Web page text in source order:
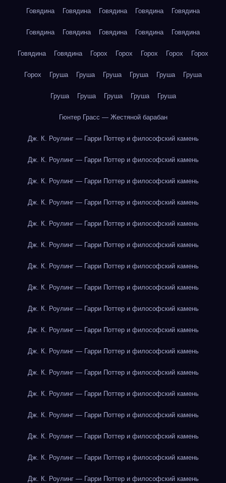
Говядина Говядина Говядина Говядина Говядина
Говядина Говядина Говядина Говядина Говядина
Говядина Говядина Горох Горох Горох Горох Горох
Горох Груша Груша Груша Груша Груша Груша
Груша Груша Груша Груша Груша
Гюнтер Грасс — Жестяной барабан
Дж. К. Роулинг — Гарри Поттер и философский камень
Дж. К. Роулинг — Гарри Поттер и философский камень
Дж. К. Роулинг — Гарри Поттер и философский камень
Дж. К. Роулинг — Гарри Поттер и философский камень
Дж. К. Роулинг — Гарри Поттер и философский камень
Дж. К. Роулинг — Гарри Поттер и философский камень
Дж. К. Роулинг — Гарри Поттер и философский камень
Дж. К. Роулинг — Гарри Поттер и философский камень
Дж. К. Роулинг — Гарри Поттер и философский камень
Дж. К. Роулинг — Гарри Поттер и философский камень
Дж. К. Роулинг — Гарри Поттер и философский камень
Дж. К. Роулинг — Гарри Поттер и философский камень
Дж. К. Роулинг — Гарри Поттер и философский камень
Дж. К. Роулинг — Гарри Поттер и философский камень
Дж. К. Роулинг — Гарри Поттер и философский камень
Дж. К. Роулинг — Гарри Поттер и философский камень
Дж. К. Роулинг — Гарри Поттер и философский камень